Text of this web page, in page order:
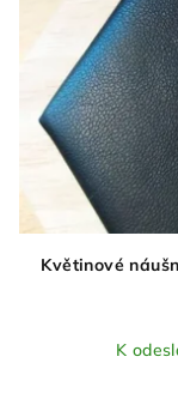
Květinové
K